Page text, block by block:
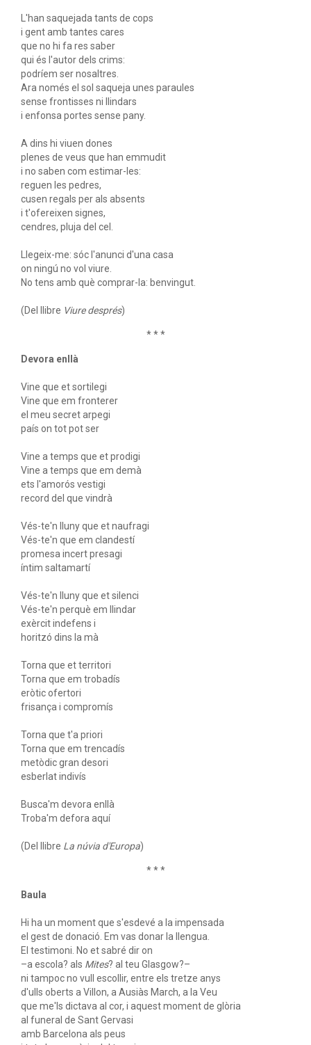
L'han saquejada tants de cops
i gent amb tantes cares
que no hi fa res saber
qui és l'autor dels crims:
podríem ser nosaltres.
Ara només el sol saqueja unes paraules
sense frontisses ni llindars
i enfonsa portes sense pany.
A dins hi viuen dones
plenes de veus que han emmudit
i no saben com estimar-les:
reguen les pedres,
cusen regals per als absents
i t'ofereixen signes,
cendres, pluja del cel.
Llegeix-me: sóc l'anunci d'una casa
on ningú no vol viure.
No tens amb què comprar-la: benvingut.
(Del llibre Viure després)
* * *
Devora enllà
Vine que et sortilegi
Vine que em fronterer
el meu secret arpegi
país on tot pot ser
Vine a temps que et prodigi
Vine a temps que em demà
ets l'amorós vestigi
record del que vindrà
Vés-te'n lluny que et naufragi
Vés-te'n que em clandestí
promesa incert presagi
íntim saltamartí
Vés-te'n lluny que et silenci
Vés-te'n perquè em llindar
exèrcit indefens i
horitzó dins la mà
Torna que et territori
Torna que em trobadís
eròtic ofertori
frisança i compromís
Torna que t'a priori
Torna que em trencadís
metòdic gran desori
esberlat indivís
Busca'm devora enllà
Troba'm defora aquí
(Del llibre La núvia d'Europa)
* * *
Baula
Hi ha un moment que s'esdevé a la impensada
el gest de donació. Em vas donar la llengua.
El testimoni. No et sabré dir on
–a escola? als Mites? al teu Glasgow?–
ni tampoc no vull escollir, entre els tretze anys
d'ulls oberts a Villon, a Ausiàs March, a la Veu
que me'ls dictava al cor, i aquest moment de glòria
al funeral de Sant Gervasi
amb Barcelona als peus